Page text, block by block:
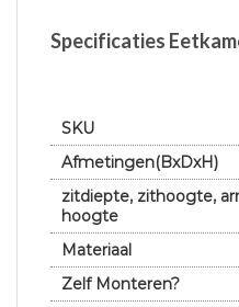
Specificaties
SKU
Afmetingen(BxDxH)
zitdiepte, zithoogte,
hoogte
Materiaal
Zelf Monteren?